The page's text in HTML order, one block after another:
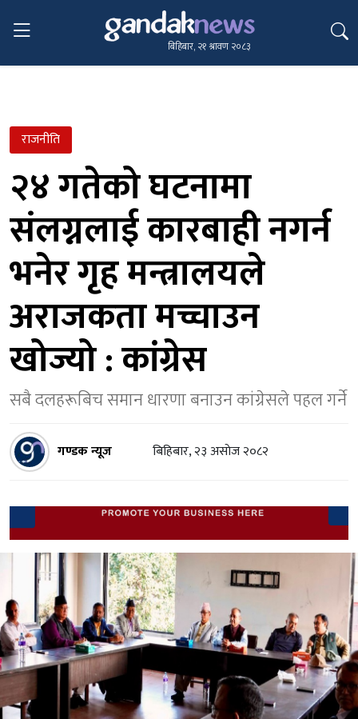
बिहिबार, २१ श्रावण २०८३
राजनीति
२४ गतेको घटनामा
संलग्नलाई कारबाही नगर्न
भनेर गृह मन्त्रालयले
अराजकता मच्चाउन
खोज्यो : कांग्रेस
सबै दलहरूबिच समान धारणा बनाउन कांग्रेसले पहल गर्ने
गण्डक न्यूज बिहिबार, २३ असाेज २०८२